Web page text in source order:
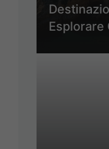
Esplorare